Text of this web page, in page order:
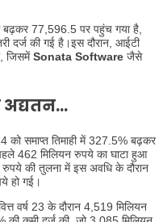
77,596.5 पर पहुंच गया है,
दर्ज की गई है।इस दौरान, आईटी
जिसमेंSonata Software जैसे
अद्यतन…
को समाप्त तिमाही में 327.5% बढ़कर
462 मिलियन रुपये का घाटा हुआ
की तुलना में इस अवधि के दौरान
हो गई।
वर्ष 23 के दौरान 4,519 मिलियन